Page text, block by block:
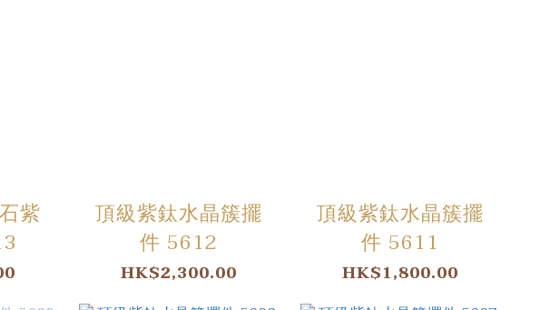
紫
頂級紫鈦水晶簇擺
件 5612
HK$2,300.00
頂級紫鈦水晶簇擺
件 5611
HK$1,800.00